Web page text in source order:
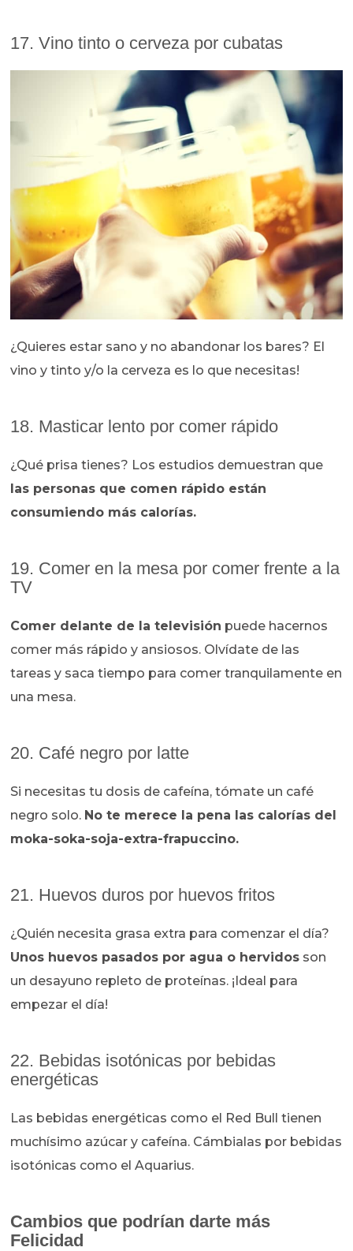
17. Vino tinto o cerveza por cubatas
¿Quieres estar sano y no abandonar los bares? El
vino y tinto y/o la cerveza es lo que necesitas!
18. Masticar lento por comer rápido
¿Qué prisa tienes? Los estudios demuestran que
las personas que comen rápido están
consumiendo más calorías.
19. Comer en la mesa por comer frente a la
TV
Comer delante de la televisión puede hacernos
comer más rápido y ansiosos. Olvídate de las
tareas y saca tiempo para comer tranquilamente en
una mesa.
20. Café negro por latte
Si necesitas tu dosis de cafeína, tómate un café
negro solo. No te merece la pena las calorías del
moka-soka-soja-extra-frapuccino.
21. Huevos duros por huevos fritos
¿Quién necesita grasa extra para comenzar el día?
Unos huevos pasados por agua o hervidos son
un desayuno repleto de proteínas. ¡Ideal para
empezar el día!
22. Bebidas isotónicas por bebidas
energéticas
Las bebidas energéticas como el Red Bull tienen
muchísimo azúcar y cafeína. Cámbialas por bebidas
isotónicas como el Aquarius.
Cambios que podrían darte más
Felicidad